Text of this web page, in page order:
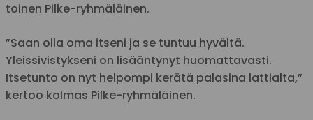
toinen Pilke-ryhmäläinen.
”Saan olla oma itseni ja se tuntuu hyvältä.
Yleissivistykseni on lisääntynyt huomattavasti.
Itsetunto on nyt helpompi kerätä palasina lattialta,”
kertoo kolmas Pilke-ryhmäläinen.